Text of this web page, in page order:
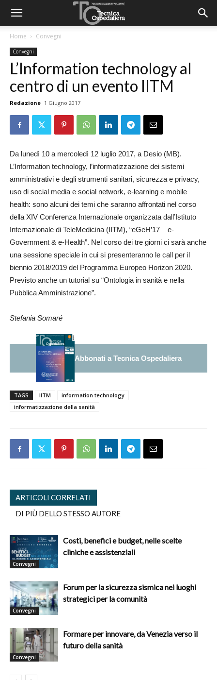
Home Convegni
Convegni
L’Information technology al
centro di un evento IITM
Redazione 1 Giugno 2017
Da lunedì 10 a mercoledì 12 luglio 2017, a Desio (MB).
L’Information technology, l’informatizzazione dei sistemi
amministrativi e degli strumenti sanitari, sicurezza e privacy,
uso di social media e social network, e-learning e mobile
health: sono alcuni dei temi che saranno affrontati nel corso
della XIV Conferenza Internazionale organizzata dall’Istituto
Internazionale di TeleMedicina (IITM), “eGeH’17 – e-
Government & e-Health”. Nel corso dei tre giorni ci sarà anche
una sessione speciale in cui si presenteranno le call per il
biennio 2018/2019 del Programma Europeo Horizon 2020.
Previsto anche un tutorial su “Ontologia in sanità e nella
Pubblica Amministrazione”.
Stefania Somaré
Abbonati a Tecnica Ospedaliera
TAGS IITM
information technology
informatizzazione della sanità
ARTICOLI CORRELATI
DI PIÙ DELLO STESSO AUTORE
Convegni
Costi, benefici e budget, nelle scelte
cliniche e assistenziali
Convegni
Forum per la sicurezza sismica nei luoghi
strategici per la comunità
Convegni
Formare per innovare, da Venezia verso il
futuro della sanità